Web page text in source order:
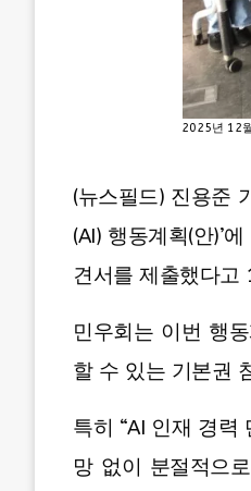
2025년 12
(뉴스필드) 진용준
(AI) 행동계획(안)’
견서를 제출했다고
민우회는 이번 행
할 수 있는 기본권
특히 “AI 인재 경력
망 없이 분절적으